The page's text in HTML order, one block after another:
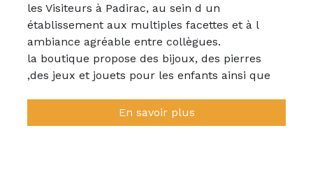
les Visiteurs à Padirac, au sein d un
établissement aux multiples facettes et à l
ambiance agréable entre collègues.
la boutique propose des bijoux, des pierres
,des jeux et jouets pour les enfants ainsi que
et vendeur afin de susciter l achat.
6 Jours/ 7
En savoir plus